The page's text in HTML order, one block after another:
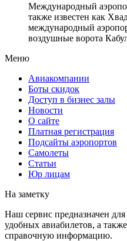
Международный
также известен как
международный
воздушные ворота
Меню
Авиакомпании
Боты скидок
Доступ в бизнес залы
Новости
О сайте
Платная регистрация
Подсайты аэропортов
Самолеты
Статьи
Юр лицам
На заметку
Наш сервис предназначен
удобных авиабилетов, а
справочную информацию.